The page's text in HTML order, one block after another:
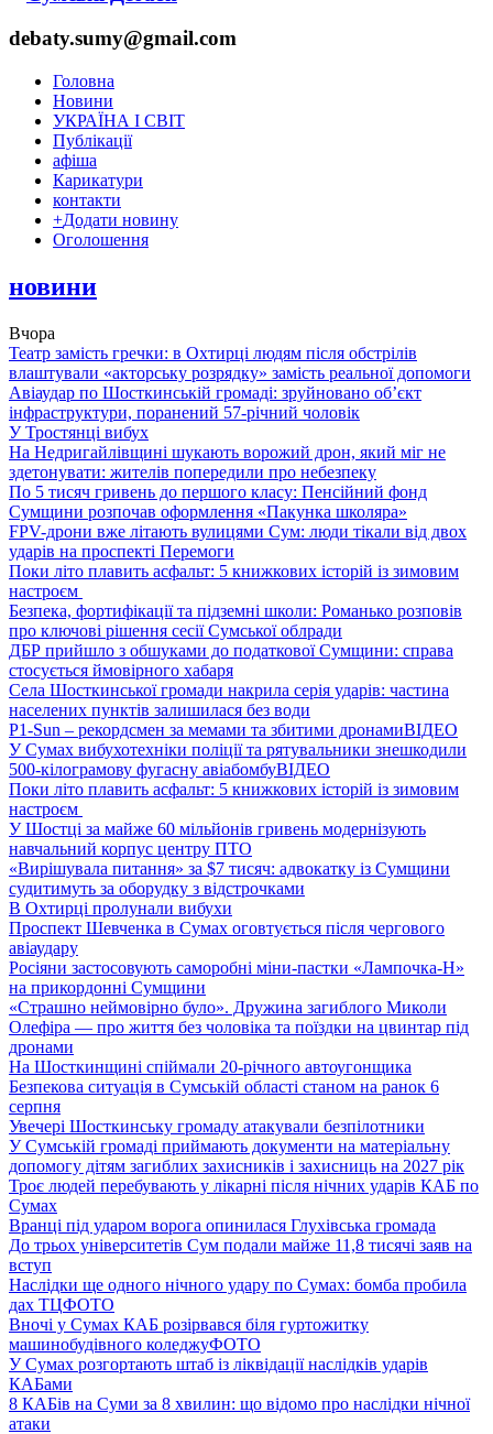
debaty.sumy@gmail.com
Головна
Новини
УКРАЇНА І СВІТ
Публікації
афіша
Карикатури
контакти
+Додати новину
Оголошення
новини
Вчора
Театр замість гречки: в Охтирці людям після обстрілів
влаштували «акторську розрядку» замість реальної допомоги
Авіаудар по Шосткинській громаді: зруйновано об’єкт
інфраструктури, поранений 57-річний чоловік
У Тростянці вибух
На Недригайлівщині шукають ворожий дрон, який міг не
здетонувати: жителів попередили про небезпеку
По 5 тисяч гривень до першого класу: Пенсійний фонд
Сумщини розпочав оформлення «Пакунка школяра»
FPV-дрони вже літають вулицями Сум: люди тікали від двох
ударів на проспекті Перемоги
Поки літо плавить асфальт: 5 книжкових історій із зимовим
настроєм
Безпека, фортифікації та підземні школи: Романько розповів
про ключові рішення сесії Сумської облради
ДБР прийшло з обшуками до податкової Сумщини: справа
стосується ймовірного хабаря
Села Шосткинської громади накрила серія ударів: частина
населених пунктів залишилася без води
P1-Sun – рекордсмен за мемами та збитими дронамиВІДЕО
У Сумах вибухотехніки поліції та рятувальники знешкодили
500-кілограмову фугасну авіабомбуВІДЕО
Поки літо плавить асфальт: 5 книжкових історій із зимовим
настроєм
У Шостці за майже 60 мільйонів гривень модернізують
навчальний корпус центру ПТО
«Вирішувала питання» за $7 тисяч: адвокатку із Сумщини
судитимуть за оборудку з відстрочками
В Охтирці пролунали вибухи
Проспект Шевченка в Сумах оговтується після чергового
авіаудару
Росіяни застосовують саморобні міни-пастки «Лампочка-Н»
на прикордонні Сумщини
«Страшно неймовірно було». Дружина загиблого Миколи
Олефіра — про життя без чоловіка та поїздки на цвинтар під
дронами
На Шосткинщині спіймали 20-річного автоугонщика
Безпекова ситуація в Сумській області станом на ранок 6
серпня
Увечері Шосткинську громаду атакували безпілотники
У Сумській громаді приймають документи на матеріальну
допомогу дітям загиблих захисників і захисниць на 2027 рік
Троє людей перебувають у лікарні після нічних ударів КАБ по
Сумах
Вранці під ударом ворога опинилася Глухівська громада
До трьох університетів Сум подали майже 11,8 тисячі заяв на
вступ
Наслідки ще одного нічного удару по Сумах: бомба пробила
дах ТЦФОТО
Вночі у Сумах КАБ розірвався біля гуртожитку
машинобудівного коледжуФОТО
У Сумах розгортають штаб із ліквідації наслідків ударів
КАБами
8 КАБів на Суми за 8 хвилин: що відомо про наслідки нічної
атаки